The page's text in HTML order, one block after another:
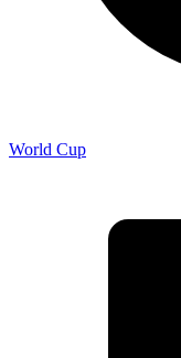
World Cup